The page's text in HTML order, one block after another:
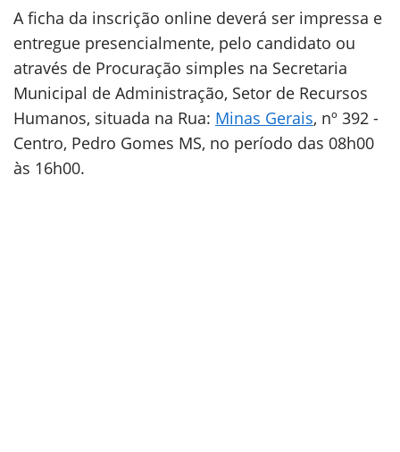
A ficha da inscrição online deverá ser impressa e
entregue presencialmente, pelo candidato ou
através de Procuração simples na Secretaria
Municipal de Administração, Setor de Recursos
Humanos, situada na Rua: Minas Gerais, nº 392 -
Centro, Pedro Gomes MS, no período das 08h00
às 16h00.